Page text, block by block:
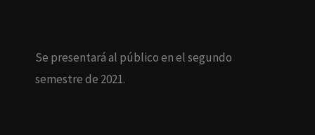
Se presentará al público en el segundo
semestre de 2021.